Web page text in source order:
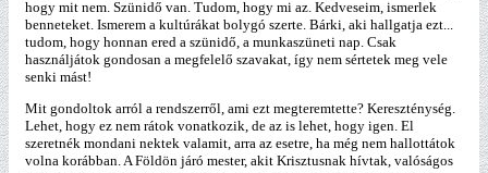
hogy mit nem. Szünidő van. Tudom, hogy mi az. Kedveseim, ismerlek
benneteket. Ismerem a kultúrákat bolygó szerte. Bárki, aki hallgatja ezt...
tudom, hogy honnan ered a szünidő, a munkaszüneti nap. Csak
használjátok gondosan a megfelelő szavakat, így nem sértetek meg vele
senki mást!
Mit gondoltok arról a rendszerről, ami ezt megteremtette? Kereszténység.
Lehet, hogy ez nem rátok vonatkozik, de az is lehet, hogy igen. El
szeretnék mondani nektek valamit, arra az esetre, ha még nem hallottátok
volna korábban. A Földön járó mester, akit Krisztusnak hívtak, valóságos